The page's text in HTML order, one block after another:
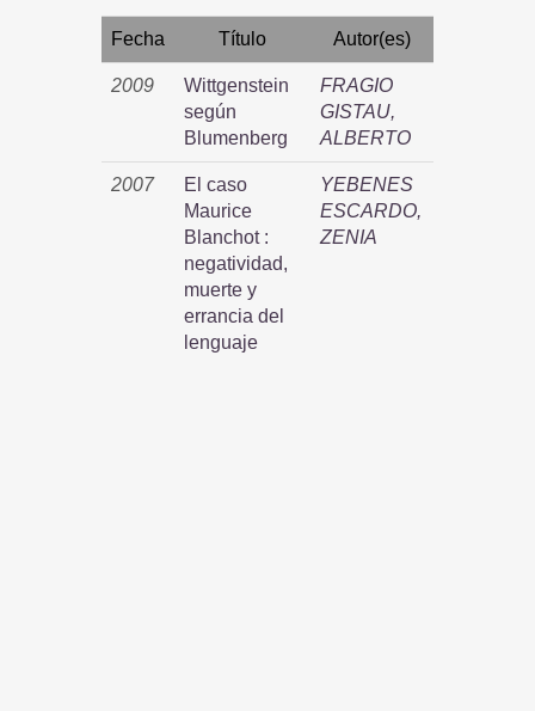
Fecha Título Autor(es)
2009
Wittgenstein
según
Blumenberg
FRAGIO
GISTAU,
ALBERTO
2007
El caso
Maurice
Blanchot :
negatividad,
muerte y
errancia del
lenguaje
YEBENES
ESCARDO,
ZENIA